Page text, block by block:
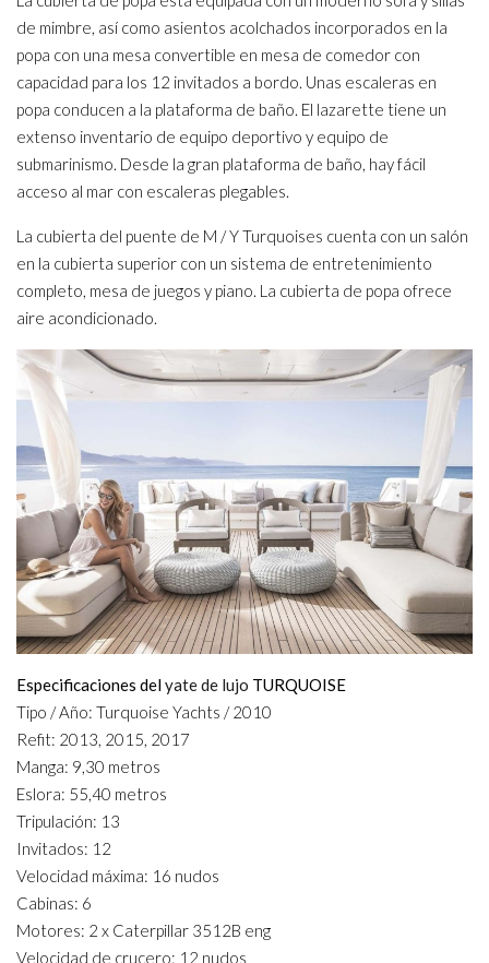
de mimbre, así como asientos acolchados incorporados en la
popa con una mesa convertible en mesa de comedor con
capacidad para los 12 invitados a bordo. Unas escaleras en
popa conducen a la plataforma de baño. El lazarette tiene un
extenso inventario de equipo deportivo y equipo de
submarinismo. Desde la gran plataforma de baño, hay fácil
acceso al mar con escaleras plegables.
La cubierta del puente de M / Y Turquoises cuenta con un salón
en la cubierta superior con un sistema de entretenimiento
completo, mesa de juegos y piano. La cubierta de popa ofrece
aire acondicionado.
Especificaciones delyate de lujo TURQUOISE
Tipo / Año: Turquoise Yachts / 2010
Refit: 2013, 2015, 2017
Manga: 9,30 metros
Eslora: 55,40 metros
Tripulación: 13
Invitados: 12
Velocidad máxima: 16 nudos
Cabinas: 6
Motores: 2 x Caterpillar 3512B eng
Velocidad de crucero: 12 nudos